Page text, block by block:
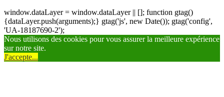
window.dataLayer = window.dataLayer || []; function gtag()
{dataLayer.push(arguments);} gtag('js', new Date()); gtag('config',
'UA-18187690-2');
Nous utilisons des cookies pour vous assurer la meilleure expérience
sur notre site.
J'accepte...